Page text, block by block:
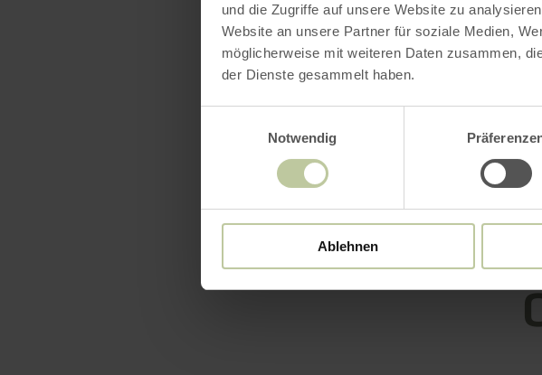
und die Zugriffe auf unsere Website zu
Website an unsere Partner für soziale Medien,
möglicherweise mit weiteren Daten zusammen,
der Dienste gesammelt haben.
Notwendig
Ablehnen